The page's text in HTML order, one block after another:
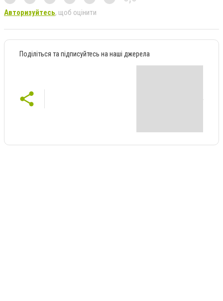
Авторизуйтесь, щоб оцінити
Поділіться та підписуйтесь на наші джерела